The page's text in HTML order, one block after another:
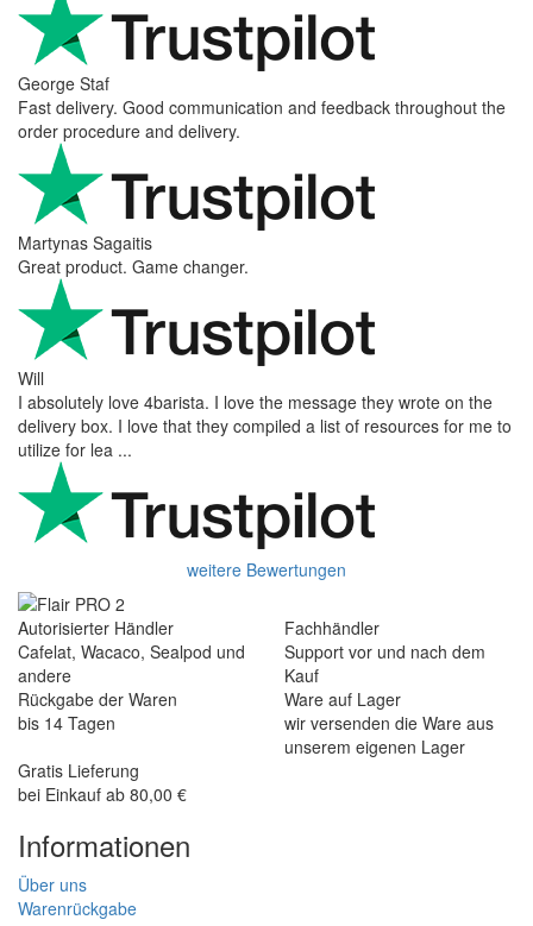
George Staf
Fast delivery. Good communication and feedback throughout the
order procedure and delivery.
Martynas Sagaitis
Great product. Game changer.
Will
I absolutely love 4barista. I love the message they wrote on the
delivery box. I love that they compiled a list of resources for me to
utilize for lea ...
weitere Bewertungen
Autorisierter Händler
Cafelat, Wacaco, Sealpod und
andere
Fachhändler
Support vor und nach dem
Kauf
Rückgabe der Waren
bis 14 Tagen
Ware auf Lager
wir versenden die Ware aus
unserem eigenen Lager
Gratis Lieferung
bei Einkauf ab 80,00 €
Informationen
Über uns
Warenrückgabe